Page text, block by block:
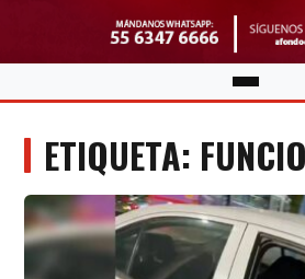
ETIQUETA: